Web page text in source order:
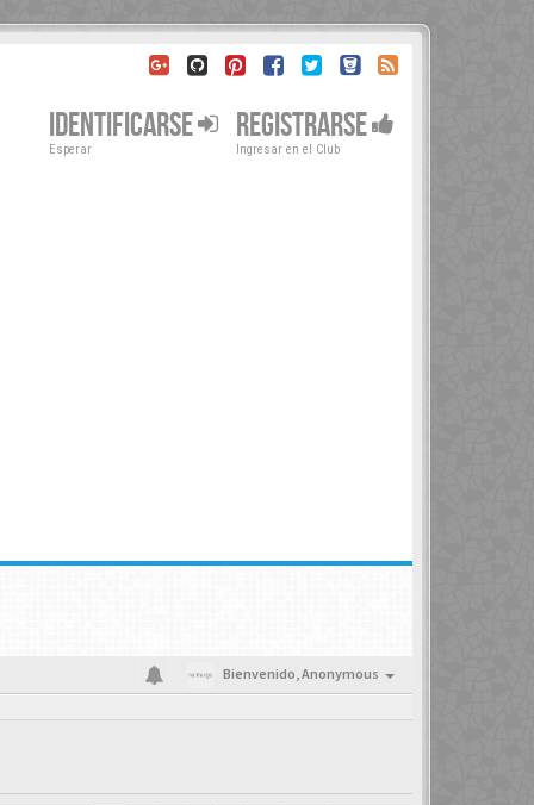
IDENTIFICARSE
Esperar
REGISTRARSE
Ingresar en el Club
Bienvenido,Anonymous